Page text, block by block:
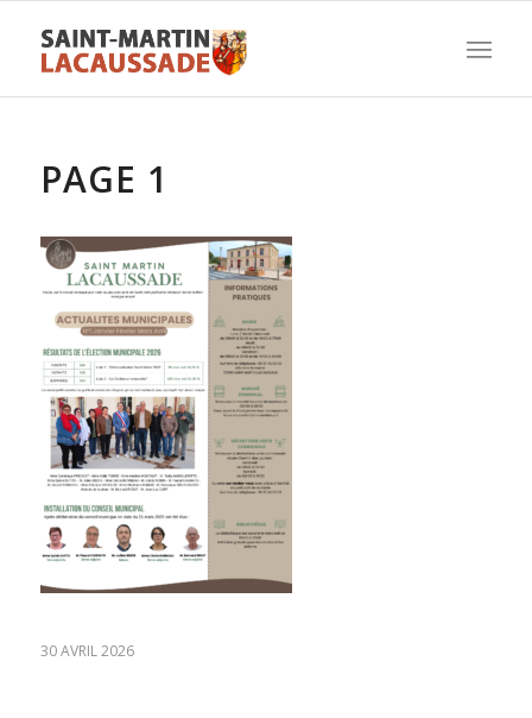
PAGE 1
30 AVRIL 2026